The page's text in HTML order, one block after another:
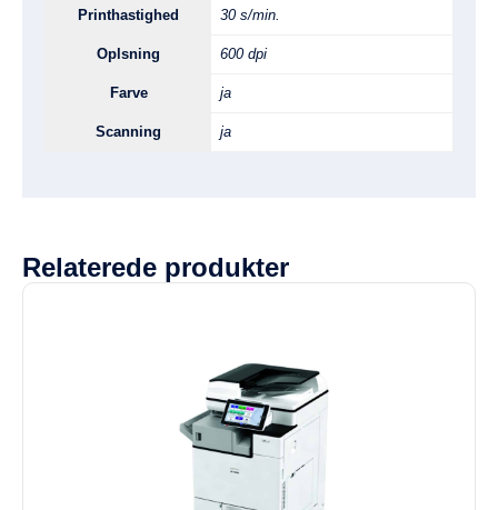
Printhastighed 30 s/min.
Oplsning 600 dpi
Farve ja
Scanning ja
Relaterede produkter